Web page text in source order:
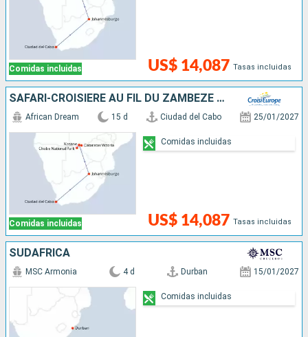
Comidas incluidas US$ 14,087 Tasas incluidas
SAFARI-CROISIÈRE AU FIL DU ZAMBÈZE - AFRIQUE DU SUD, BOTSWANA, NAMIBIE, ZIMBABWE AVEC PRÉ-PROGRAMME "LA PÉNINSULE DU CAP"
Comidas incluidas
African Dream 15 d Ciudad del Cabo 25/01/2027
US$ 14,087 Tasas incluidas
Comidas incluidas
SUDAFRICA
MSC Armonia 4 d Durban 15/01/2027
Comidas incluidas